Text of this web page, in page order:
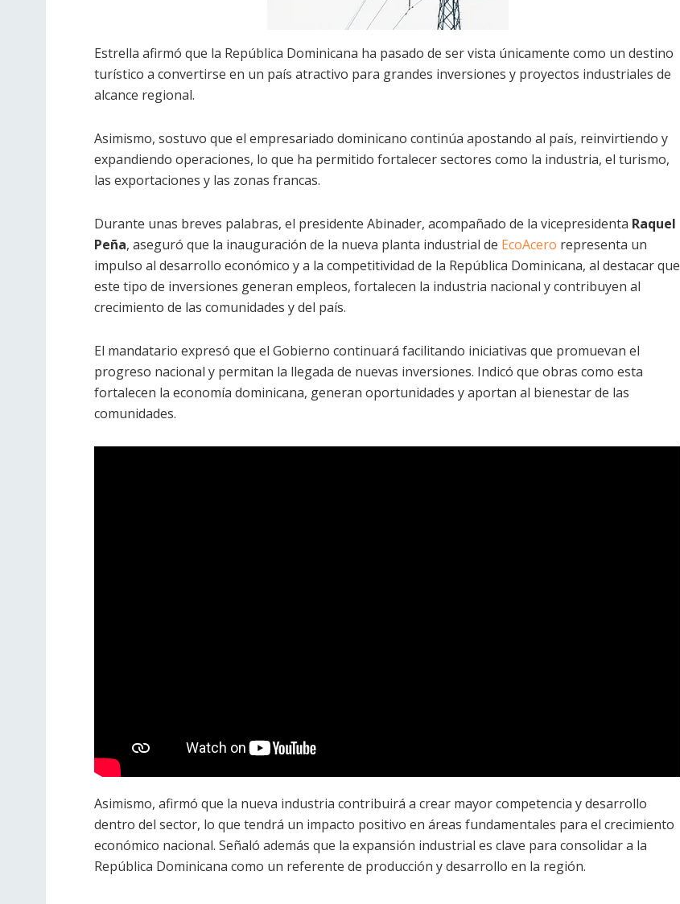
Estrella afirmó que la República Dominicana ha pasado de ser vista únicamente como un destino
turístico a convertirse en un país atractivo para grandes inversiones y proyectos industriales de
alcance regional.
Asimismo, sostuvo que el empresariado dominicano continúa apostando al país, reinvirtiendo y
expandiendo operaciones, lo que ha permitido fortalecer sectores como la industria, el turismo,
las exportaciones y las zonas francas.
Durante unas breves palabras, el presidente Abinader, acompañado de la vicepresidenta Raquel
Peña, aseguró que la inauguración de la nueva planta industrial de EcoAcero representa un
impulso al desarrollo económico y a la competitividad de la República Dominicana, al destacar que
este tipo de inversiones generan empleos, fortalecen la industria nacional y contribuyen al
crecimiento de las comunidades y del país.
El mandatario expresó que el Gobierno continuará facilitando iniciativas que promuevan el
progreso nacional y permitan la llegada de nuevas inversiones. Indicó que obras como esta
fortalecen la economía dominicana, generan oportunidades y aportan al bienestar de las
comunidades.
Asimismo, afirmó que la nueva industria contribuirá a crear mayor competencia y desarrollo
dentro del sector, lo que tendrá un impacto positivo en áreas fundamentales para el crecimiento
económico nacional. Señaló además que la expansión industrial es clave para consolidar a la
República Dominicana como un referente de producción y desarrollo en la región.